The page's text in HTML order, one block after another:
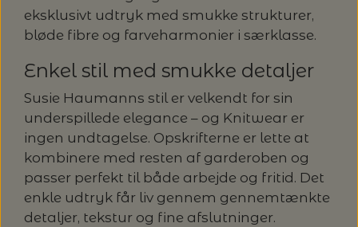
TRYKLÅSE
eksklusivt udtryk med smukke strukturer,
bløde fibre og farveharmonier i særklasse.
Enkel stil med smukke detaljer
Susie Haumanns stil er velkendt for sin
underspillede elegance – og Knitwear er
ingen undtagelse. Opskrifterne er lette at
kombinere med resten af garderoben og
passer perfekt til både arbejde og fritid. Det
enkle udtryk får liv gennem gennemtænkte
detaljer, tekstur og fine afslutninger.